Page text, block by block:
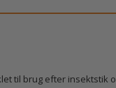
til brug efter insektstik